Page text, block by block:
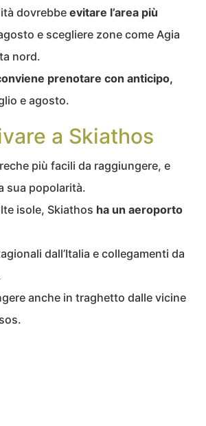
dovrebbe evitare l’area più
e scegliere zone come Agia
nord.
prenotare con anticipo,
e agosto.
a Skiathos
più facili da raggiungere, e
sua popolarità.
isole, Skiathos ha un aeroporto
dall’Italia e collegamenti da
anche in traghetto dalle vicine